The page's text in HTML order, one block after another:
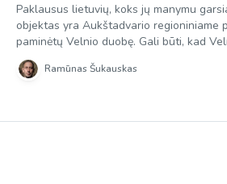
Paklausus lietuvių, koks jų manymu
objektas yra Aukštadvario regioniniame
paminėtų Velnio duobę. Gali būti, kad
net ir už patį Aukštadvario regioninį
100 labiausiai saugomų Europos
Ramūnas Šukauskas